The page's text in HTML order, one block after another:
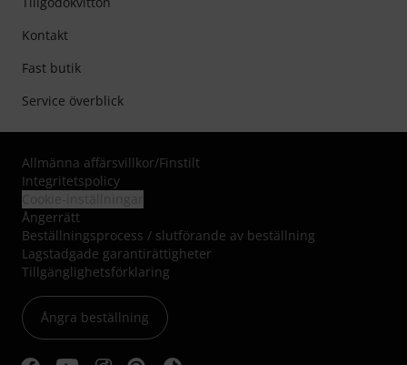
Kontakt
Fast butik
Service överblick
Allmänna affärsvillkor/Finstilt
Integritetspolicy
Ångerrätt
Beställningsprocess / slutförande av beställning
Lagstadgade garantirättigheter
Tillgänglighetsförklaring
Ångra beställning